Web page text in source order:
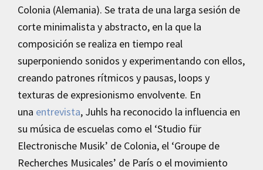
Colonia (Alemania). Se trata de una larga sesión de
corte minimalista y abstracto, en la que la
composición se realiza en tiempo real
superponiendo sonidos y experimentando con ellos,
creando patrones rítmicos y pausas, loops y
texturas de expresionismo envolvente. En
una entrevista, Juhls ha reconocido la influencia en
su música de escuelas como el ‘Studio für
Electronische Musik’ de Colonia, el ‘Groupe de
Recherches Musicales’ de París o el movimiento